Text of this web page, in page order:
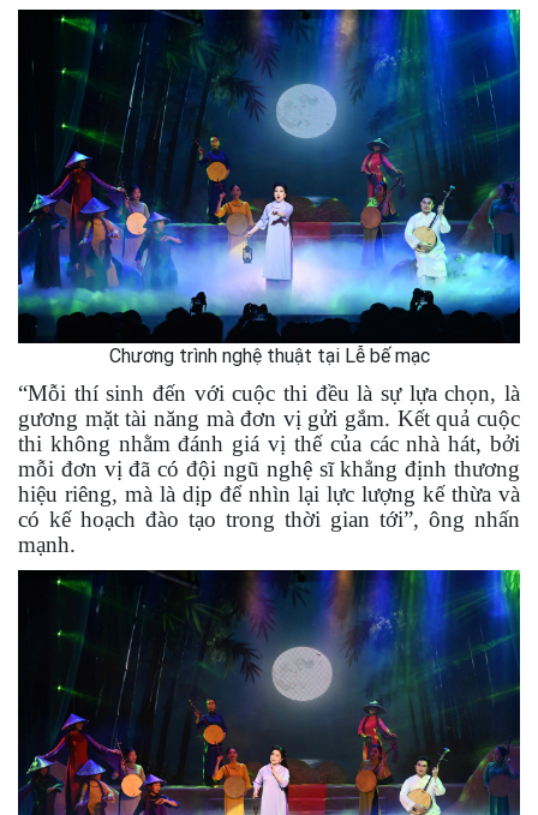
Chương trình nghệ thuật tại Lễ bế mạc
“Mỗi thí sinh đến với cuộc thi đều là sự lựa chọn, là
gương mặt tài năng mà đơn vị gửi gắm. Kết quả cuộc
thi không nhằm đánh giá vị thế của các nhà hát, bởi
mỗi đơn vị đã có đội ngũ nghệ sĩ khẳng định thương
hiệu riêng, mà là dịp để nhìn lại lực lượng kế thừa và
có kế hoạch đào tạo trong thời gian tới”, ông nhấn
mạnh.